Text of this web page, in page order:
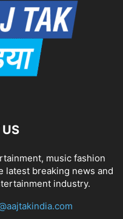
music fashion
latest breaking news and
industry.